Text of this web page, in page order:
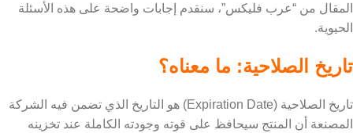
المقال من “عرب فليكس”، سنقدم إجابات واضحة على هذه الأسئلة
الحيوية.
تاريخ الصلاحية: ما معناه؟
تاريخ الصلاحية (Expiration Date) هو التاريخ الذي تضمن فيه الشركة
المصنعة أن المنتج سيحافظ على قوته وجودته الكاملة عند تخزينه